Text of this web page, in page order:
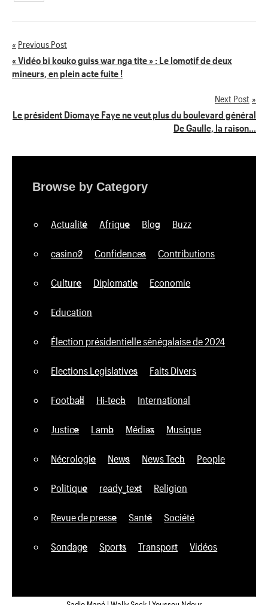
Navigation
de
Previous Post
« Vidéo bi kouko guiss war nga tite » : Le lomotif de deux
mineurs, en plein acte fuite !
Next Post
Le président Diomaye Faye ne veut plus du boulevard général
De Gaulle, la raison…
Browse by Category
Actualité Afrique Blog Buzz
casino2 Confidences Contributions
Culture Diplomatie Economie
Education
Élection présidentielle sénégalaise de 2024
Elections Legislatives Faits Divers
Football Hi-tech International
Justice Lamb Médias Musique
Nécrologie News News Tech People
Politique ready_text Religion
Revue de presse Santé Société
Sondage Sports Transport Vidéos